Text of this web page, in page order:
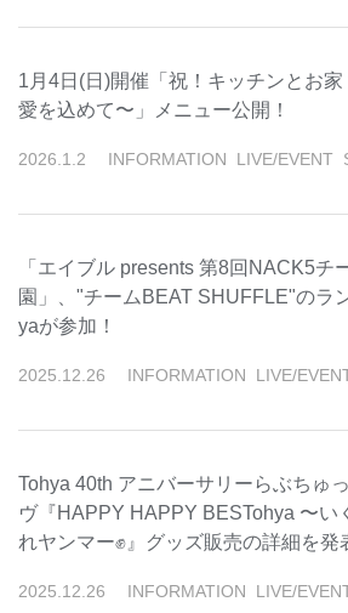
1月4日(日)開催「祝！キッチンとお
愛を込めて〜」メニュー公開！
2026 1 2 INFORMATION LIVE/EVENT
「エイブル presents 第8回NACK5チ
園」、"チームBEAT SHUFFLE"のラ
yaが参加！
2025 12 26 INFORMATION LIVE/
Tohya 40th アニバーサリーらぶちゅ
ヴ『HAPPY HAPPY BESTohya 〜い
れヤンマー✊』グッズ販売の詳細を発
2025 12 26 INFORMATION LIVE/